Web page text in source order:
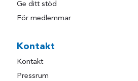
Ge ditt stöd
För medlemmar
Kontakt
Kontakt
Pressrum